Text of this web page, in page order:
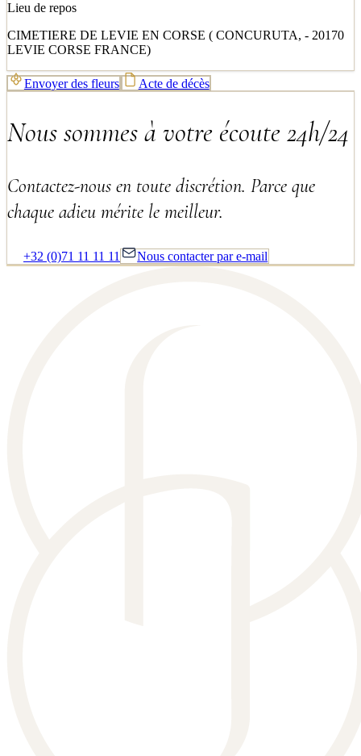
Lieu de repos
CIMETIERE DE LEVIE EN CORSE ( CONCURUTA, - 20170
LEVIE CORSE FRANCE)
Envoyer des fleurs Acte de décès
Nous sommes à votre écoute 24h/24
Contactez-nous en toute discrétion. Parce que
chaque adieu mérite le meilleur.
+32 (0)71 11 11 11 Nous contacter par e-mail